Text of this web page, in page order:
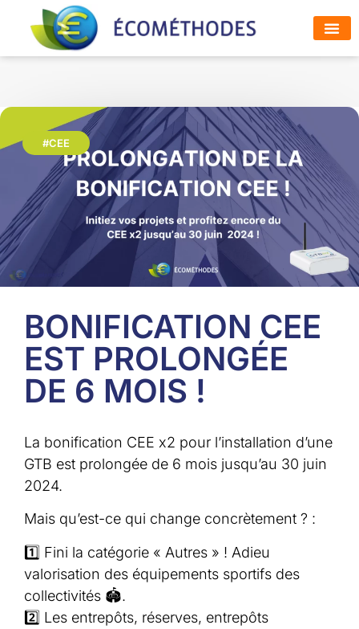
#CEE
BONIFICATION CEE
EST PROLONGÉE
DE 6 MOIS !
La bonification CEE x2 pour l’installation d’une
GTB est prolongée de 6 mois jusqu’au 30 juin
2024.
Mais qu’est-ce qui change concrètement ? :
1️⃣ Fini la catégorie « Autres » ! Adieu
valorisation des équipements sportifs des
collectivités 🏟️.
2️⃣ Les entrepôts, réserves, entrepôts